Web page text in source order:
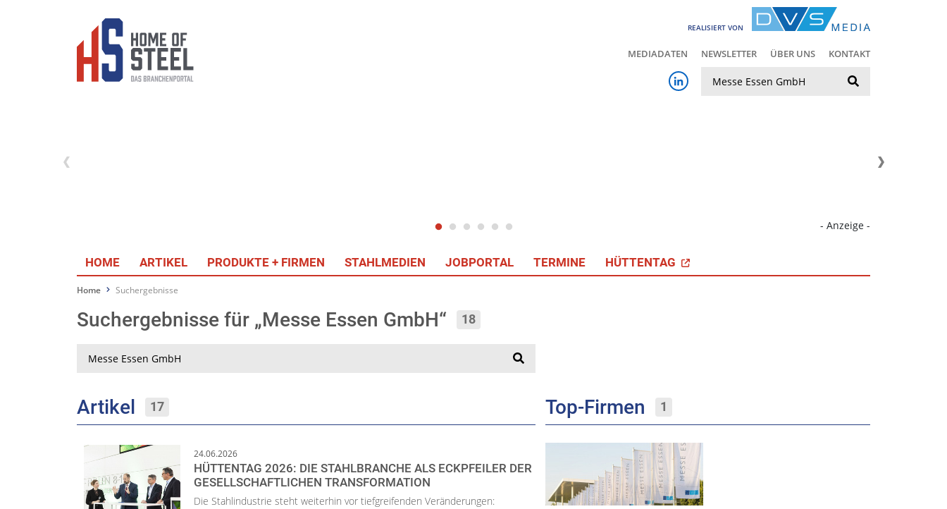
REALISIERT VON
MEDIADATEN NEWSLETTER ÜBER UNS KONTAKT
- Anzeige -
HOME ARTIKEL PRODUKTE + FIRMEN STAHLMEDIEN JOBPORTAL TERMINE HÜTTENTAG
Home Suchergebnisse
Suchergebnisse für „Messe Essen GmbH“ 18
Artikel 17
24.06.2026
HÜTTENTAG 2026: DIE STAHLBRANCHE ALS ECKPFEILER DER
GESELLSCHAFTLICHEN TRANSFORMATION
Die Stahlindustrie steht weiterhin vor tiefgreifenden Veränderungen:
Top-Firmen 1